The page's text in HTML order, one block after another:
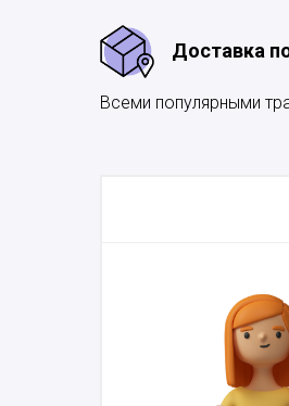
Доставка
Всеми популярными